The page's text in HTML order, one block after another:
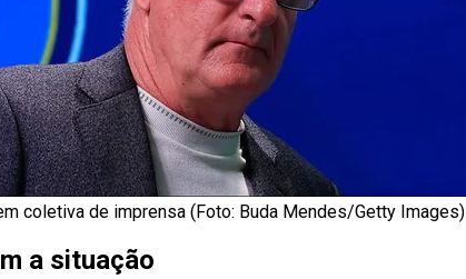
coletiva de imprensa (Foto: Buda Mendes/Getty Images)
a situação